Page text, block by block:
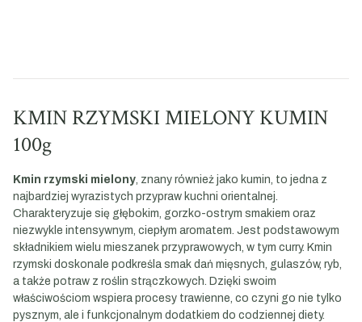
KMIN RZYMSKI MIELONY KUMIN
100g
Kmin rzymski mielony, znany również jako kumin, to jedna z
najbardziej wyrazistych przypraw kuchni orientalnej.
Charakteryzuje się głębokim, gorzko-ostrym smakiem oraz
niezwykle intensywnym, ciepłym aromatem. Jest podstawowym
składnikiem wielu mieszanek przyprawowych, w tym curry. Kmin
rzymski doskonale podkreśla smak dań mięsnych, gulaszów, ryb,
a także potraw z roślin strączkowych. Dzięki swoim
właściwościom wspiera procesy trawienne, co czyni go nie tylko
pysznym, ale i funkcjonalnym dodatkiem do codziennej diety.